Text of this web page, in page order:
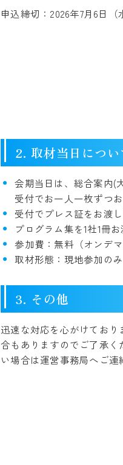
申込締切：2026年7月6日（
2. 取材当日につい
会期当日は、総合案内(
受付でお一人一枚ずつ
受付でプレス証をお渡
プログラム集を1社1冊
参加費：無料（オンデ
取材形態：現地参加のみ
3. その他
迅速な対応を心がけてお
合もありますのでご了承
い場合は運営事務局へご連